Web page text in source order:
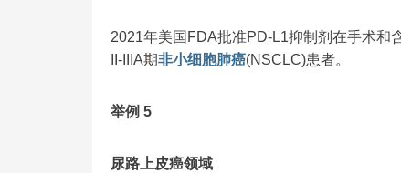
2021年美国FDA批准PD-L1抑制剂在手术和
II-IIIA期非小细胞肺癌(NSCLC)患者。
举例 5
尿路上皮癌领域